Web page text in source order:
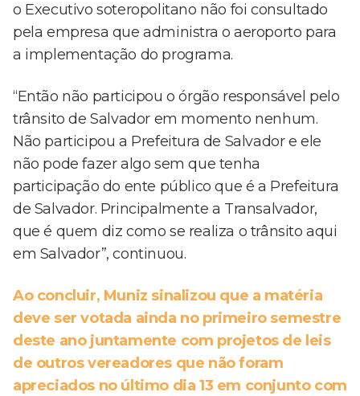
o Executivo soteropolitano não foi consultado
pela empresa que administra o aeroporto para
a implementação do programa.
“Então não participou o órgão responsável pelo
trânsito de Salvador em momento nenhum.
Não participou a Prefeitura de Salvador e ele
não pode fazer algo sem que tenha
participação do ente público que é a Prefeitura
de Salvador. Principalmente a Transalvador,
que é quem diz como se realiza o trânsito aqui
em Salvador”, continuou.
Ao concluir, Muniz sinalizou que a matéria
deve ser votada ainda no primeiro semestre
deste ano juntamente com projetos de leis
de outros vereadores que não foram
apreciados no último dia 13 em conjunto com